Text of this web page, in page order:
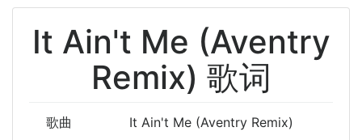
It Ain't Me (Aventry
Remix) 歌词
歌曲 It Ain't Me (Aventry Remix)